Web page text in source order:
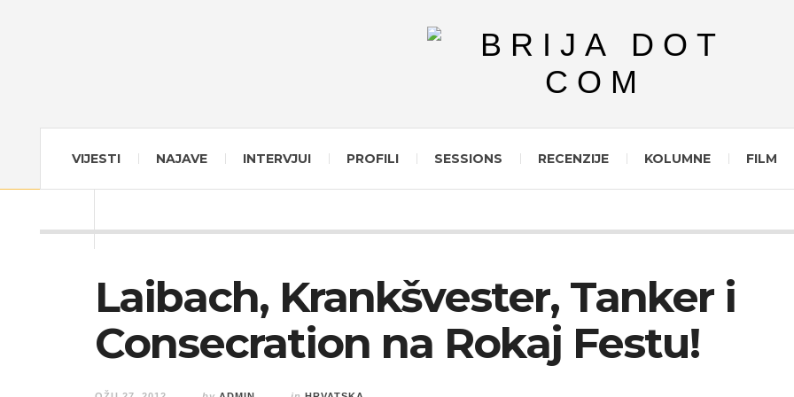
VIJESTI NAJAVE INTERVJUI PROFILI SESSIONS RECENZIJE KOLUMNE FILM
Laibach, Krankšvester, Tanker i
Consecration na Rokaj Festu!